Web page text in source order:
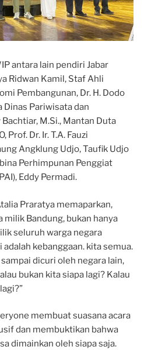
antara lain pendiri Jabar
Ridwan Kamil, Staf Ahli
Pembangunan, Dr. H. Dodo
Dinas Pariwisata dan
M.Si., Mantan Duta
Prof. Dr. Ir. T.A. Fauzi
Angklung Udjo, Taufik Udjo
Perhimpunan Penggiat
Eddy Permadi.
Praratya memaparkan,
milik Bandung, bukan hanya
seluruh warga negara
kebanggaan. kita semua.
dicuri oleh negara lain,
bukan kita siapa lagi? Kalau
membuat suasana acara
dan membuktikan bahwa
dimainkan oleh siapa saja.